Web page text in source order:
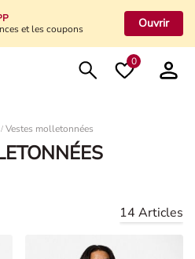
et les coupons
Ouvrir
0
/ Vestes molletonnées
14 Articles